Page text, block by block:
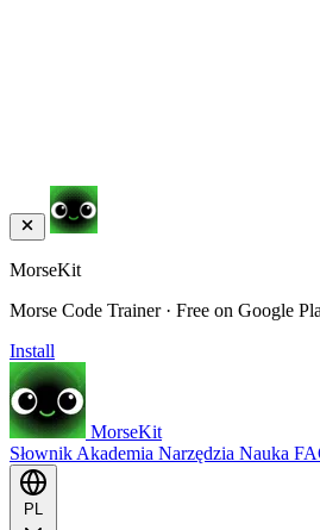
MorseKit
Morse Code Trainer · Free on Google
Install
MorseKit
Słownik Akademia Narzędzia Nauka